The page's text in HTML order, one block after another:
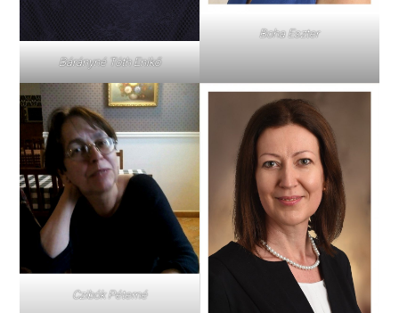
Bárányné Tóth Enikő
Boha Eszter
Czibók Péterné